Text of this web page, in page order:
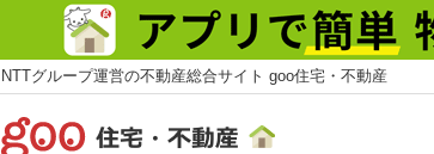
NTTグループ運営の不動産総合サイト goo住宅・不動産